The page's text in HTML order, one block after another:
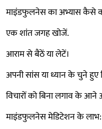
माइंडफुलनेस का अभ्यास कैसे
एक शांत जगह खोजें.
आराम से बैठें या लेटें।
अपनी सांस या ध्यान के चुने हुए
विचारों को बिना लगाव के आने
माइंडफुलनेस मेडिटेशन के लाभ: